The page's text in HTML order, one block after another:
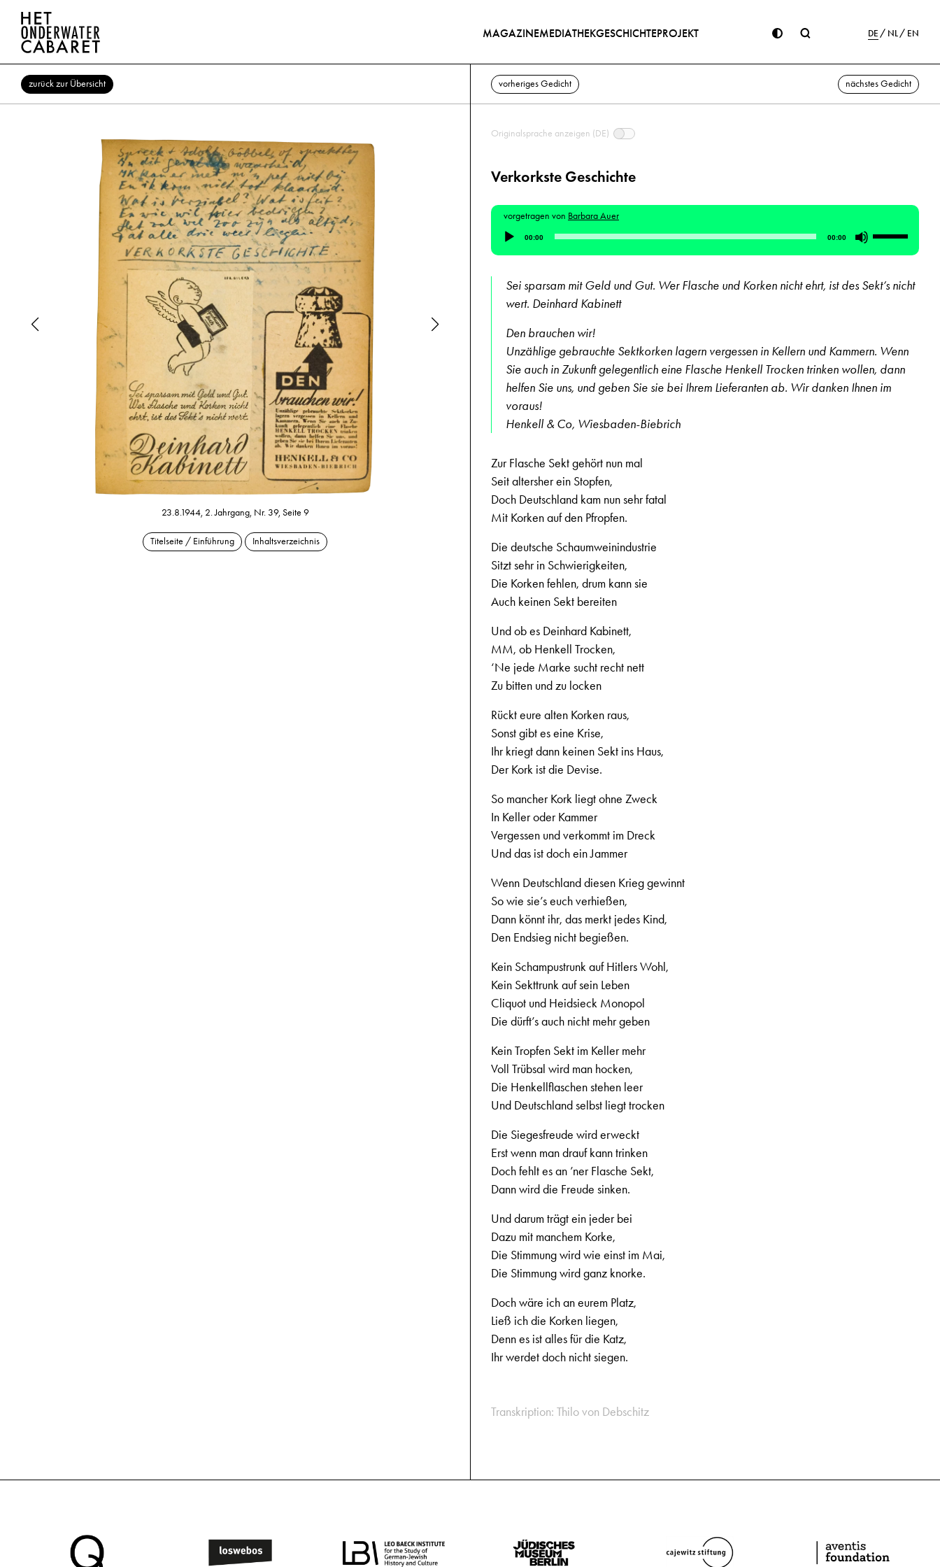
MAGAZINEMEDIATHEKGESCHICHTEPROJEKT DE NL EN
zurück zur Übersicht
23.8.1944, 2. Jahrgang, Nr. 39, Seite 9 23.8.1944, 2. Jahrgang, Nr. 39, Seite 10
Titelseite / Einführung Inhaltsverzeichnis
vorheriges Gedicht nächstes Gedicht
Originalsprache anzeigen (DE)
Verkorkste Geschichte
vorgetragen von Barbara Auer
Audio-
Player
00:00 00:00
Pfeiltasten
Hoch/
um
regeln.
Sei sparsam mit Geld und Gut. Wer Flasche und Korken nicht ehrt, ist des Sekt’s nicht
wert. Deinhard Kabinett
Den brauchen wir!
Unzählige gebrauchte Sektkorken lagern vergessen in Kellern und Kammern. Wenn
Sie auch in Zukunft gelegentlich eine Flasche Henkell Trocken trinken wollen, dann
helfen Sie uns, und geben Sie sie bei Ihrem Lieferanten ab. Wir danken Ihnen im
voraus!
Henkell & Co, Wiesbaden-Biebrich
Zur Flasche Sekt gehört nun mal
Seit altersher ein Stopfen,
Doch Deutschland kam nun sehr fatal
Mit Korken auf den Pfropfen.
Die deutsche Schaumweinindustrie
Sitzt sehr in Schwierigkeiten,
Die Korken fehlen, drum kann sie
Auch keinen Sekt bereiten
Und ob es Deinhard Kabinett,
MM, ob Henkell Trocken,
‘Ne jede Marke sucht recht nett
Zu bitten und zu locken
Rückt eure alten Korken raus,
Sonst gibt es eine Krise,
Ihr kriegt dann keinen Sekt ins Haus,
Der Kork ist die Devise.
So mancher Kork liegt ohne Zweck
In Keller oder Kammer
Vergessen und verkommt im Dreck
Und das ist doch ein Jammer
Wenn Deutschland diesen Krieg gewinnt
So wie sie’s euch verhießen,
Dann könnt ihr, das merkt jedes Kind,
Den Endsieg nicht begießen.
Kein Schampustrunk auf Hitlers Wohl,
Kein Sekttrunk auf sein Leben
Cliquot und Heidsieck Monopol
Die dürft’s auch nicht mehr geben
Kein Tropfen Sekt im Keller mehr
Voll Trübsal wird man hocken,
Die Henkellflaschen stehen leer
Und Deutschland selbst liegt trocken
Die Siegesfreude wird erweckt
Erst wenn man drauf kann trinken
Doch fehlt es an ’ner Flasche Sekt,
Dann wird die Freude sinken.
Und darum trägt ein jeder bei
Dazu mit manchem Korke,
Die Stimmung wird wie einst im Mai,
Die Stimmung wird ganz knorke.
Doch wäre ich an eurem Platz,
Ließ ich die Korken liegen,
Denn es ist alles für die Katz,
Ihr werdet doch nicht siegen.
Transkription: Thilo von Debschitz